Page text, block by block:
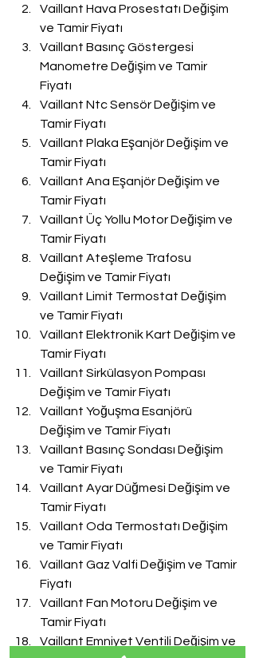
Vaillant Hava Prosestatı Değişim
ve Tamir Fiyatı
Vaillant Basınç Göstergesi
Manometre Değişim ve Tamir
Fiyatı
Vaillant Ntc Sensör Değişim ve
Tamir Fiyatı
Vaillant Plaka Eşanjör Değişim ve
Tamir Fiyatı
Vaillant Ana Eşanjör Değişim ve
Tamir Fiyatı
Vaillant Üç Yollu Motor Değişim ve
Tamir Fiyatı
Vaillant Ateşleme Trafosu
Değişim ve Tamir Fiyatı
Vaillant Limit Termostat Değişim
ve Tamir Fiyatı
Vaillant Elektronik Kart Değişim ve
Tamir Fiyatı
Vaillant Sirkülasyon Pompası
Değişim ve Tamir Fiyatı
Vaillant Yoğuşma Esanjörü
Değişim ve Tamir Fiyatı
Vaillant Basınç Sondası Değişim
ve Tamir Fiyatı
Vaillant Ayar Düğmesi Değişim ve
Tamir Fiyatı
Vaillant Oda Termostatı Değişim
ve Tamir Fiyatı
Vaillant Gaz Valfi Değişim ve Tamir
Fiyatı
Vaillant Fan Motoru Değişim ve
Tamir Fiyatı
Vaillant Emniyet Ventili Değişim ve